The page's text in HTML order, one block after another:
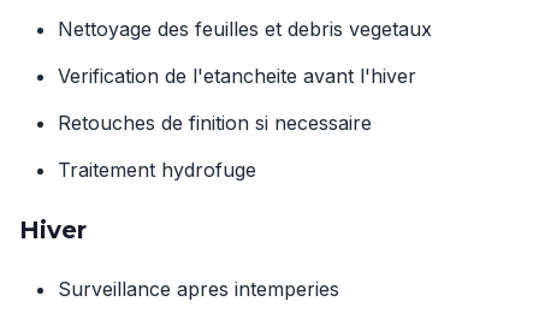
Nettoyage des feuilles et debris vegetaux
Verification de l'etancheite avant l'hiver
Retouches de finition si necessaire
Traitement hydrofuge
Hiver
Surveillance apres intemperies